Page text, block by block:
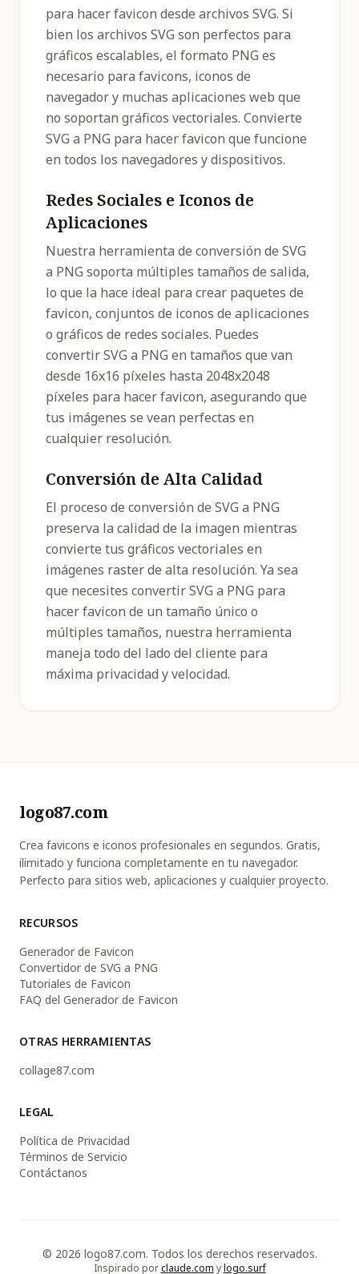
para hacer favicon desde archivos SVG. Si
bien los archivos SVG son perfectos para
gráficos escalables, el formato PNG es
necesario para favicons, iconos de
navegador y muchas aplicaciones web que
no soportan gráficos vectoriales. Convierte
SVG a PNG para hacer favicon que funcione
en todos los navegadores y dispositivos.
Redes Sociales e Iconos de
Aplicaciones
Nuestra herramienta de conversión de SVG
a PNG soporta múltiples tamaños de salida,
lo que la hace ideal para crear paquetes de
favicon, conjuntos de iconos de aplicaciones
o gráficos de redes sociales. Puedes
convertir SVG a PNG en tamaños que van
desde 16x16 píxeles hasta 2048x2048
píxeles para hacer favicon, asegurando que
tus imágenes se vean perfectas en
cualquier resolución.
Conversión de Alta Calidad
El proceso de conversión de SVG a PNG
preserva la calidad de la imagen mientras
convierte tus gráficos vectoriales en
imágenes raster de alta resolución. Ya sea
que necesites convertir SVG a PNG para
hacer favicon de un tamaño único o
múltiples tamaños, nuestra herramienta
maneja todo del lado del cliente para
máxima privacidad y velocidad.
logo87.com
Crea favicons e iconos profesionales en segundos. Gratis,
ilimitado y funciona completamente en tu navegador.
Perfecto para sitios web, aplicaciones y cualquier proyecto.
RECURSOS
Generador de Favicon
Convertidor de SVG a PNG
Tutoriales de Favicon
FAQ del Generador de Favicon
OTRAS HERRAMIENTAS
collage87.com
LEGAL
Política de Privacidad
Términos de Servicio
Contáctanos
© 2026 logo87.com. Todos los derechos reservados.
Inspirado porclaude.com ylogo.surf